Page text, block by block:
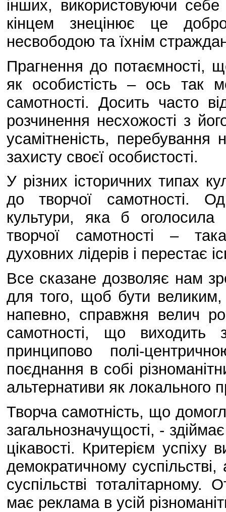
інших, використовуючи
кінцем знецінює це
несвободою та їхнім
Прагнення до потаємності,
як особистість – ось так
самотності. Досить часто
розчинення несхожості з
усамітненість,
захисту своєї особистості.
У різних історичних типах
до творчої самотності.
культури, яка б
творчої самотності –
духовних лідерів і перестає
Все сказане дозволяє нам
для того, щоб бути
напевно, справжня велич
самотності, що виходить
принципово полі-
поєднання в собі
альтернативи як локального
Творча самотність, що
загальнозначущості, -
цікавості. Критерієм
демократичному
суспільстві
має реклама в усій